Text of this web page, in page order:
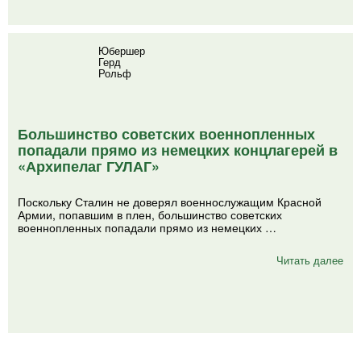
Юбершер
Герд
Рольф
Большинство советских военнопленных
попадали прямо из немецких концлагерей в
«Архипелаг ГУЛАГ»
Поскольку Сталин не доверял военнослужащим Красной
Армии, попавшим в плен, большинство советских
военнопленных попадали прямо из немецких …
Читать далее